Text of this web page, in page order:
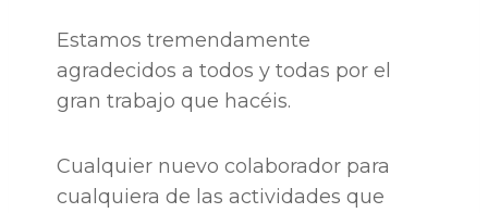
Estamos tremendamente
agradecidos a todos y todas por el
gran trabajo que hacéis.
Cualquier nuevo colaborador para
cualquiera de las actividades que